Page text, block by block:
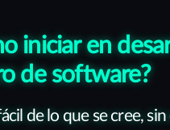
iniciar en
de software?
de lo que se cree,